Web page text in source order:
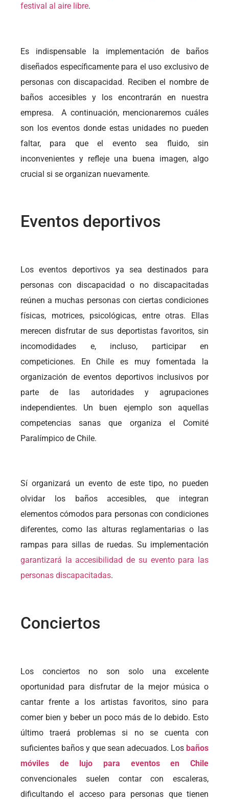
festival al aire libre.
Es indispensable la implementación de baños
diseñados específicamente para el uso exclusivo de
personas con discapacidad. Reciben el nombre de
baños accesibles y los encontrarán en nuestra
empresa. A continuación, mencionaremos cuáles
son los eventos donde estas unidades no pueden
faltar, para que el evento sea fluido, sin
inconvenientes y refleje una buena imagen, algo
crucial si se organizan nuevamente.
Eventos deportivos
Los eventos deportivos ya sea destinados para
personas con discapacidad o no discapacitadas
reúnen a muchas personas con ciertas condiciones
físicas, motrices, psicológicas, entre otras. Ellas
merecen disfrutar de sus deportistas favoritos, sin
incomodidades e, incluso, participar en
competiciones. En Chile es muy fomentada la
organización de eventos deportivos inclusivos por
parte de las autoridades y agrupaciones
independientes. Un buen ejemplo son aquellas
competencias sanas que organiza el Comité
Paralímpico de Chile.
Sí organizará un evento de este tipo, no pueden
olvidar los baños accesibles, que integran
elementos cómodos para personas con condiciones
diferentes, como las alturas reglamentarias o las
rampas para sillas de ruedas. Su implementación
garantizará la accesibilidad de su evento para las
personas discapacitadas.
Conciertos
Los conciertos no son solo una excelente
oportunidad para disfrutar de la mejor música o
cantar frente a los artistas favoritos, sino para
comer bien y beber un poco más de lo debido. Esto
último traerá problemas si no se cuenta con
suficientes baños y que sean adecuados. Los baños
móviles de lujo para eventos en Chile
convencionales suelen contar con escaleras,
dificultando el acceso para personas que tienen